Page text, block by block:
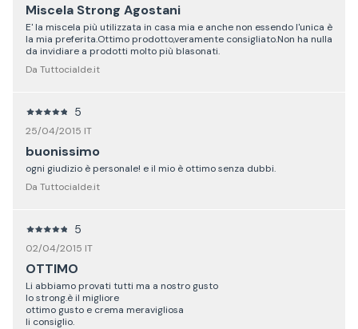
Miscela Strong Agostani
E' la miscela più utilizzata in casa mia e anche non essendo l'unica è
la mia preferita.Ottimo prodotto,veramente consigliato.Non ha nulla
da invidiare a prodotti molto più blasonati.
Da Tuttocialde.it
5
25/04/2015 IT
buonissimo
ogni giudizio è personale! e il mio è ottimo senza dubbi.
Da Tuttocialde.it
5
02/04/2015 IT
OTTIMO
Li abbiamo provati tutti ma a nostro gusto
lo strong.è il migliore
ottimo gusto e crema meravigliosa
li consiglio.